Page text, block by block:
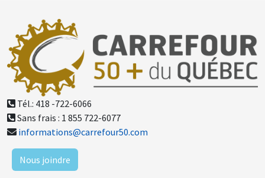
Tél.: 418 -722-6066
Sans frais : 1 855 722-6077
informations@carrefour50.com
Nous joindre